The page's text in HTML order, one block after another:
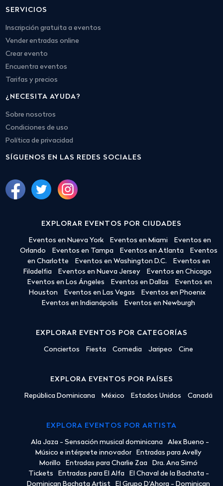
SERVICIOS
Inscripción gratuita a eventos
Vender entradas online
Crear evento
Encuentra eventos
Tarifas y precios
¿NECESITA AYUDA?
Sobre nosotros
Condiciones de uso
Política de privacidad
SÍGUENOS EN LAS REDES SOCIALES
EXPLORAR EVENTOS POR CIUDADES
Eventos en Nueva York Eventos en Miami
Eventos en
Orlando
Eventos en Tampa Eventos en Atlanta
Eventos
en Charlotte
Eventos en Washington D.C.
Eventos en
Filadelfia
Eventos en Nueva Jersey
Eventos en Chicago
Eventos en Los Ángeles
Eventos en Dallas
Eventos en
Houston
Eventos en Las Vegas
Eventos en Phoenix
Eventos en Indianápolis
Eventos en Newburgh
EXPLORAR EVENTOS POR CATEGORÍAS
Conciertos Fiesta Comedia Jaripeo Cine
EXPLORA EVENTOS POR PAÍSES
República Dominicana México Estados Unidos Canadá
EXPLORA EVENTOS POR ARTISTA
Ala Jaza - Sensación musical dominicana
Alex Bueno -
Músico e intérprete innovador
Entradas para Avelly
Morillo
Entradas para Charlie Zaa
Dra. Ana Simó
Tickets
Entradas para El Alfa
El Chaval de la Bachata -
Dominican Bachata Artist
El Grupo D'Ahora - Dominican